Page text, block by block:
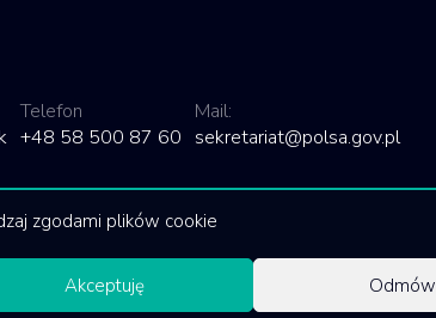
zgodami plików cookie
Akceptuję Odmów
Telefon
+48 58 500 87 60
Mail:
sekretariat@polsa.gov.pl